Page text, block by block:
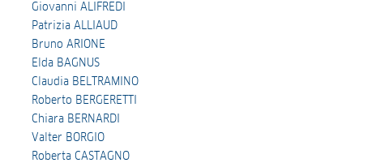
Giovanni ALIFREDI
Patrizia ALLIAUD
Bruno ARIONE
Elda BAGNUS
Claudia BELTRAMINO
Roberto BERGERETTI
Chiara BERNARDI
Valter BORGIO
Roberta CASTAGNO